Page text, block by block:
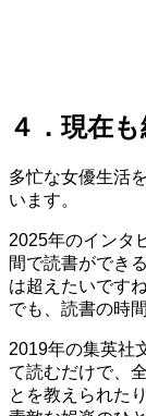
４．現在
多忙な女優生活
います。
2025年のインタ
間で読書ができ
は超えたいです
でも、読書の時
2019年の集英社
て読むだけで、
とを教えられた